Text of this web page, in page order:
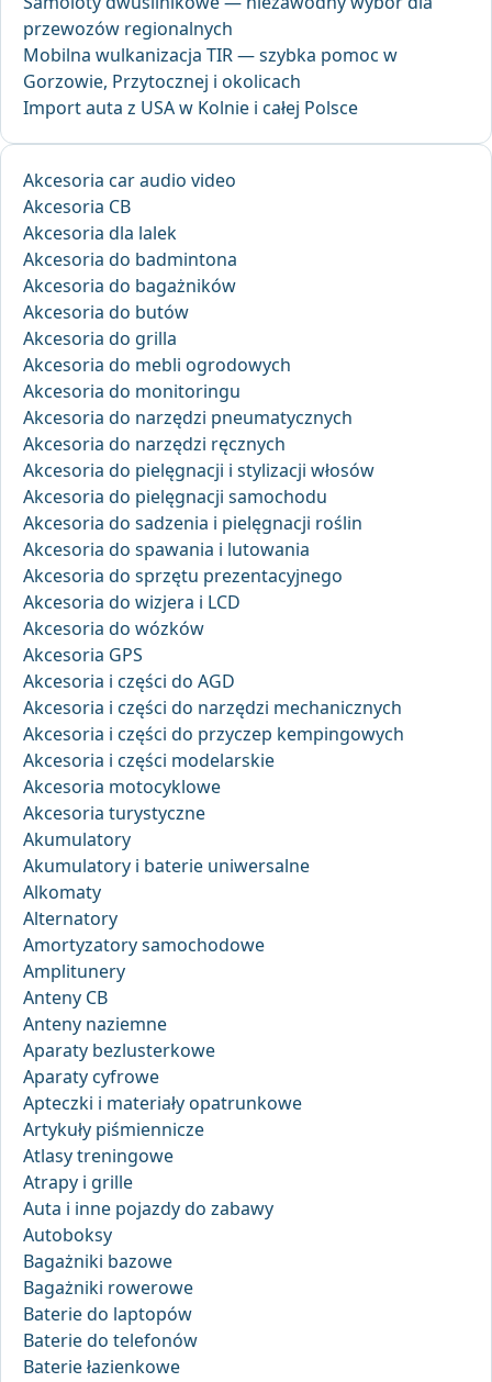
przewozów regionalnych
Mobilna wulkanizacja TIR — szybka pomoc w
Gorzowie, Przytocznej i okolicach
Import auta z USA w Kolnie i całej Polsce
Akcesoria car audio video
Akcesoria CB
Akcesoria dla lalek
Akcesoria do badmintona
Akcesoria do bagażników
Akcesoria do butów
Akcesoria do grilla
Akcesoria do mebli ogrodowych
Akcesoria do monitoringu
Akcesoria do narzędzi pneumatycznych
Akcesoria do narzędzi ręcznych
Akcesoria do pielęgnacji i stylizacji włosów
Akcesoria do pielęgnacji samochodu
Akcesoria do sadzenia i pielęgnacji roślin
Akcesoria do spawania i lutowania
Akcesoria do sprzętu prezentacyjnego
Akcesoria do wizjera i LCD
Akcesoria do wózków
Akcesoria GPS
Akcesoria i części do AGD
Akcesoria i części do narzędzi mechanicznych
Akcesoria i części do przyczep kempingowych
Akcesoria i części modelarskie
Akcesoria motocyklowe
Akcesoria turystyczne
Akumulatory
Akumulatory i baterie uniwersalne
Alkomaty
Alternatory
Amortyzatory samochodowe
Amplitunery
Anteny CB
Anteny naziemne
Aparaty bezlusterkowe
Aparaty cyfrowe
Apteczki i materiały opatrunkowe
Artykuły piśmiennicze
Atlasy treningowe
Atrapy i grille
Auta i inne pojazdy do zabawy
Autoboksy
Bagażniki bazowe
Bagażniki rowerowe
Baterie do laptopów
Baterie do telefonów
Baterie łazienkowe